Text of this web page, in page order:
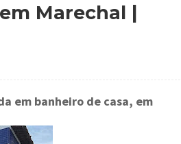
Marechal |
em banheiro de casa, em